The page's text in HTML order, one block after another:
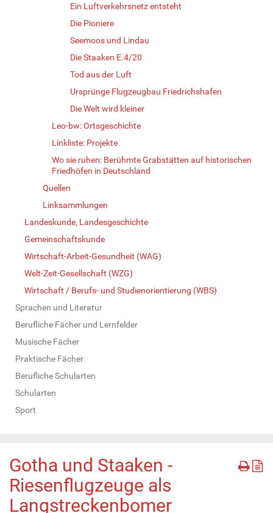
Ein Luftverkehrsnetz entsteht
Die Pioniere
Seemoos und Lindau
Die Staaken E.4/20
Tod aus der Luft
Ursprünge Flugzeugbau Friedrichshafen
Die Welt wird kleiner
Leo-bw: Ortsgeschichte
Linkliste: Projekte
Wo sie ruhen: Berühmte Grabstätten auf historischen
Friedhöfen in Deutschland
Quellen
Linksammlungen
Landeskunde, Landesgeschichte
Gemeinschaftskunde
Wirtschaft-Arbeit-Gesundheit (WAG)
Welt-Zeit-Gesellschaft (WZG)
Wirtschaft / Berufs- und Studienorientierung (WBS)
Sprachen und Literatur
Berufliche Fächer und Lernfelder
Musische Fächer
Praktische Fächer
Berufliche Schularten
Schularten
Sport
Gotha und Staaken -
Riesenflugzeuge als
Langstreckenbomer